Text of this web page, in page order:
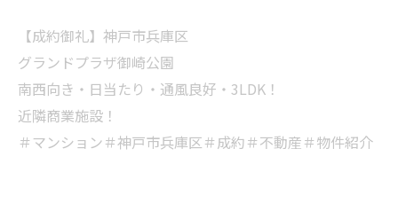
【成約御礼】神戸市兵庫区
グランドプラザ御崎公園
南西向き・日当たり・通風良好・3LDK！
近隣商業施設！
＃マンション＃神戸市兵庫区＃成約＃不動産＃物件紹介